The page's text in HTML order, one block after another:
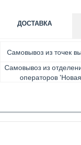
ДОСТАВКА
Самовывоз из точек
Самовывоз из
операторов
Оплата при
Pay,
для
Гарантия.
Доставка за